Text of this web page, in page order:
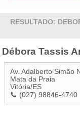
RESULTADO:
Débora Tassis
Av. Adalberto Simão
Mata da Praia
Vitória/ES
(027) 98846-4740